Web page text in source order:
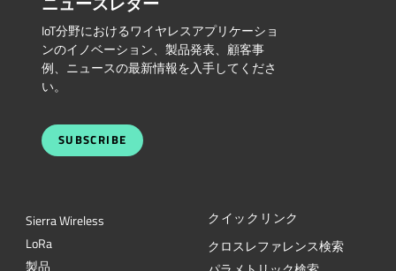
IoT分野におけるワイヤレスアプリケーショ
ンのイノベーション、製品発表、顧客事
例、ニュースの最新情報を入手してくださ
い。
SUBSCRIBE
Sierra Wireless
LoRa
製品
クイックリンク
クロスレファレンス検索